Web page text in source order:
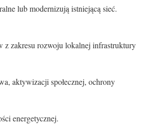
lub modernizują istniejącą sieć.
z zakresu rozwoju lokalnej infrastruktury
aktywizacji społecznej, ochrony
energetycznej.